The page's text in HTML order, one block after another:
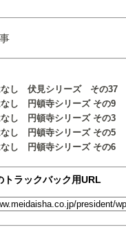
なし 伏見シリーズ その37
なし 円頓寺シリーズ その9
なし 円頓寺シリーズ その3
なし 円頓寺シリーズ その5
なし 円頓寺シリーズ その6
トラックバック用URL